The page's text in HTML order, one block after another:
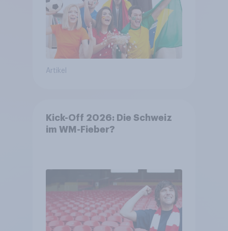
Artikel
Kick-Off 2026: Die Schweiz
im WM-Fieber?​